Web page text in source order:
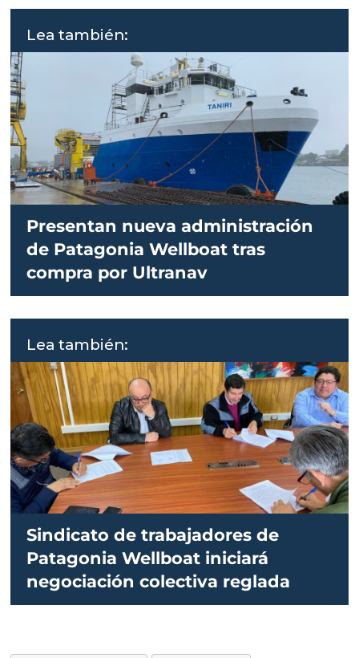
Lea también:
Presentan nueva administración
de Patagonia Wellboat tras
compra por Ultranav
Lea también:
Sindicato de trabajadores de
Patagonia Wellboat iniciará
negociación colectiva reglada